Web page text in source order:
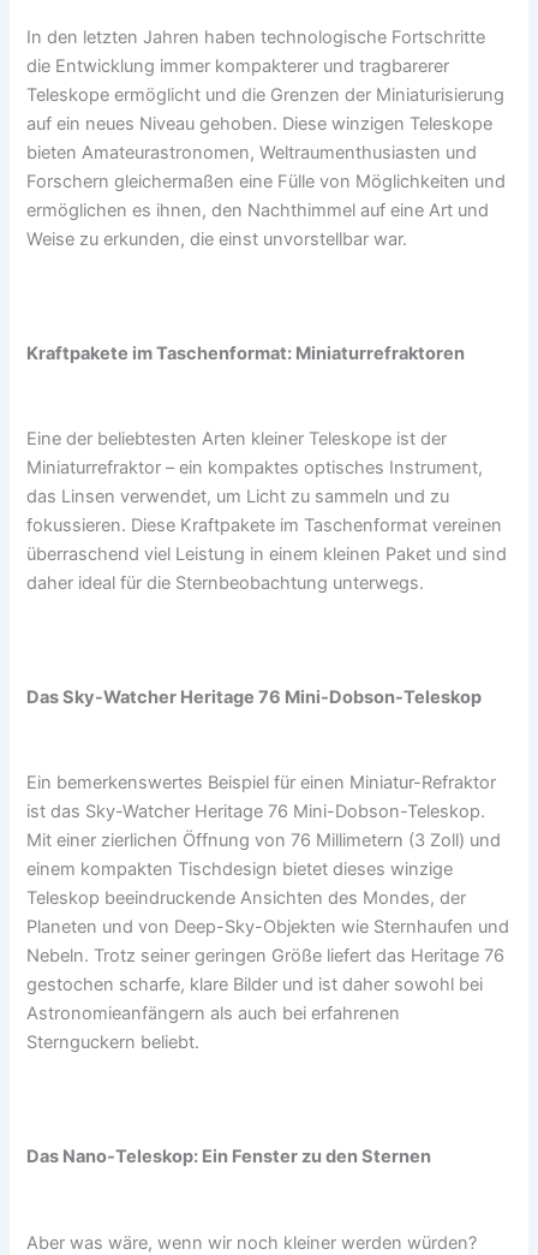
In den letzten Jahren haben technologische Fortschritte
die Entwicklung immer kompakterer und tragbarerer
Teleskope ermöglicht und die Grenzen der Miniaturisierung
auf ein neues Niveau gehoben. Diese winzigen Teleskope
bieten Amateurastronomen, Weltraumenthusiasten und
Forschern gleichermaßen eine Fülle von Möglichkeiten und
ermöglichen es ihnen, den Nachthimmel auf eine Art und
Weise zu erkunden, die einst unvorstellbar war.
Kraftpakete im Taschenformat: Miniaturrefraktoren
Eine der beliebtesten Arten kleiner Teleskope ist der
Miniaturrefraktor – ein kompaktes optisches Instrument,
das Linsen verwendet, um Licht zu sammeln und zu
fokussieren. Diese Kraftpakete im Taschenformat vereinen
überraschend viel Leistung in einem kleinen Paket und sind
daher ideal für die Sternbeobachtung unterwegs.
Das Sky-Watcher Heritage 76 Mini-Dobson-Teleskop
Ein bemerkenswertes Beispiel für einen Miniatur-Refraktor
ist das Sky-Watcher Heritage 76 Mini-Dobson-Teleskop.
Mit einer zierlichen Öffnung von 76 Millimetern (3 Zoll) und
einem kompakten Tischdesign bietet dieses winzige
Teleskop beeindruckende Ansichten des Mondes, der
Planeten und von Deep-Sky-Objekten wie Sternhaufen und
Nebeln. Trotz seiner geringen Größe liefert das Heritage 76
gestochen scharfe, klare Bilder und ist daher sowohl bei
Astronomieanfängern als auch bei erfahrenen
Sternguckern beliebt.
Das Nano-Teleskop: Ein Fenster zu den Sternen
Aber was wäre, wenn wir noch kleiner werden würden?